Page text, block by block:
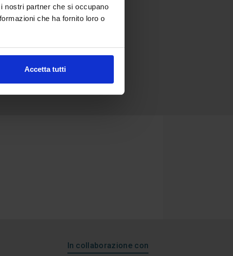
nostri partner che si occupano
che ha fornito loro o
Accetta tutti
In collaborazione con